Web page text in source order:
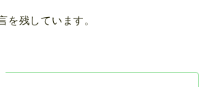
を残しています。